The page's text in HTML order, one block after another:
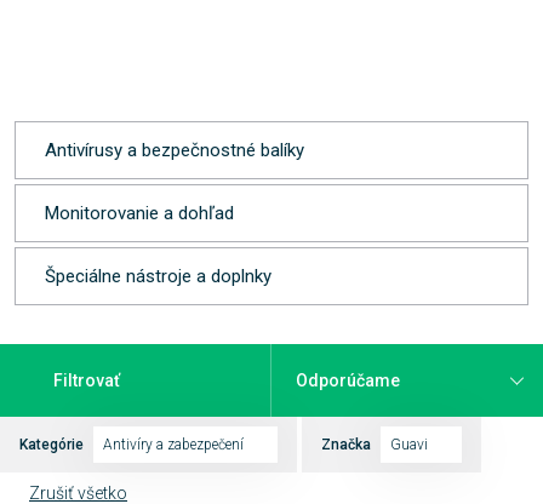
Antivírusy a bezpečnostné balíky
Monitorovanie a dohľad
Špeciálne nástroje a doplnky
Filtrovať
Kategórie Antivíry a zabezpečení Značka Guavi
Zrušiť všetko